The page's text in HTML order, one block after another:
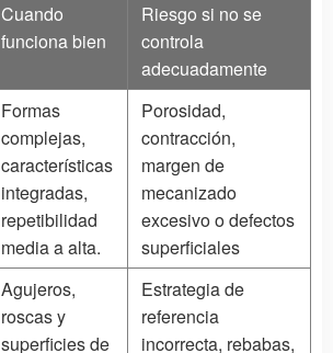
Cuando
funciona bien
Riesgo si no se
controla
adecuadamente
Formas
complejas,
características
integradas,
repetibilidad
media a alta.
Porosidad,
contracción,
margen de
mecanizado
excesivo o defectos
superficiales
Agujeros,
roscas y
superficies de
Estrategia de
referencia
incorrecta, rebabas,